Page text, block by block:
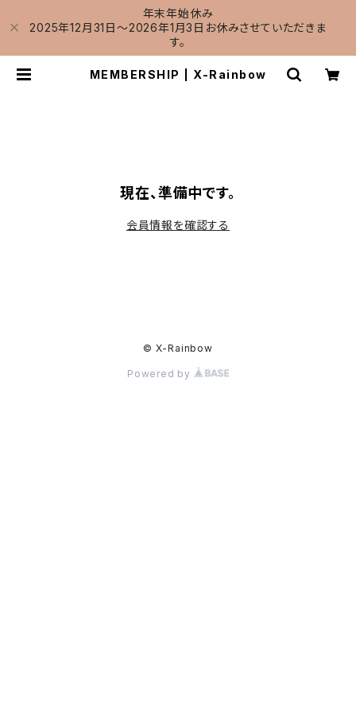
年末年始休み
2025年12月31日～2026年1月3日お休みさせていただきま
す。
MEMBERSHIP | X-Rainbow
現在、準備中です。
会員情報を確認する
© X-Rainbow
Powered by